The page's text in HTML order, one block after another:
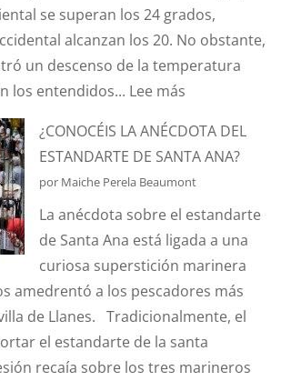
se superan los 24 grados,
alcanzan los 20. No obstante,
un descenso de la temperatura
los entendidos... Lee más:
QUÉ
ES
EL
EFECTO
“CORIOLIS”?
¿CONOCÉIS LA ANÉCDOTA DEL
ESTANDARTE DE SANTA ANA?
por Maiche Perela Beaumont
La anécdota sobre el estandarte
de Santa Ana está ligada a una
curiosa superstición marinera
amedrentó a los pescadores más
de Llanes. Tradicionalmente, el
el estandarte de la santa
recaía sobre los tres marineros